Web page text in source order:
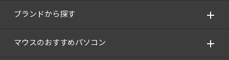
ブランドから探す
マウスのおすすめパソコン